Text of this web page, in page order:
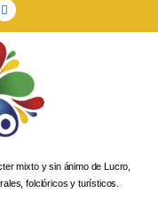
mixto y sin ánimo de Lucro,
folclóricos y turísticos.